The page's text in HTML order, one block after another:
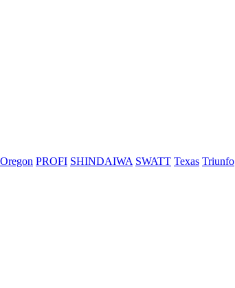
Oregon PROFI SHINDAIWA SWATT Texas Triunfo